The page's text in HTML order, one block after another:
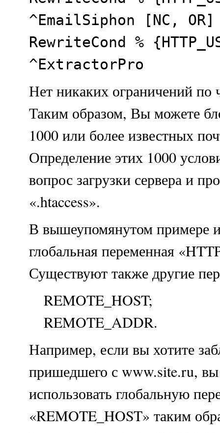
^EmailSiphon [NC, OR]
RewriteCond %
^ExtractorPro
Нет никаких ограничений по
Таким образом, Вы можете
1000 или более известных
Определение этих 1000
вопрос загрузки сервера и
«.htaccess».
В вышеупомянутом примере
глобальная переменная
Существуют также другие
REMOTE_HOST;
REMOTE_ADDR.
Например, если вы хотите
пришедшего с www.site.ru,
использовать глобальную
«REMOTE_HOST» таким